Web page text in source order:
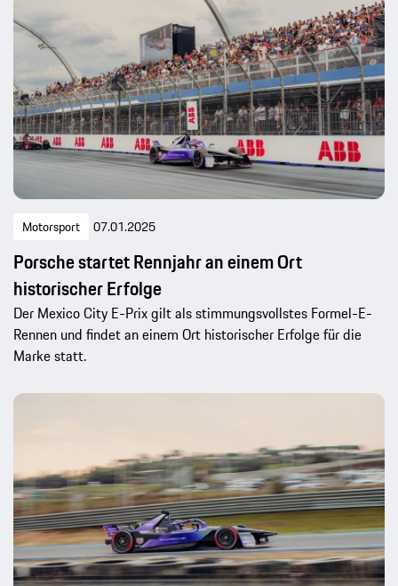
Motorsport 07.01.2025
Porsche startet Rennjahr an einem Ort
historischer Erfolge
Der Mexico City E-Prix gilt als stimmungsvollstes Formel-E-
Rennen und findet an einem Ort historischer Erfolge für die
Marke statt.